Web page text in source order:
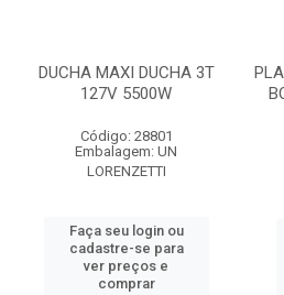
DUCHA MAXI DUCHA 3T
127V 5500W
Código: 28801
Embalagem: UN
LORENZETTI
Faça seu login ou
cadastre-se para
ver preços e
comprar